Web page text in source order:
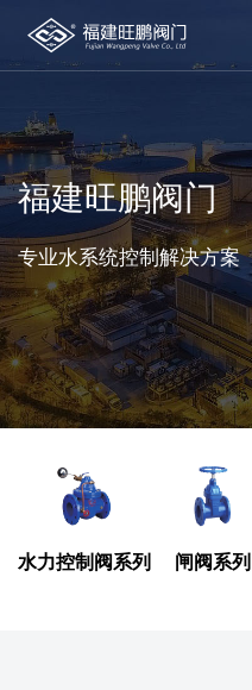
福建旺鹏阀门
专业水系统控制解决方案
水力控制阀系列 闸阀系列